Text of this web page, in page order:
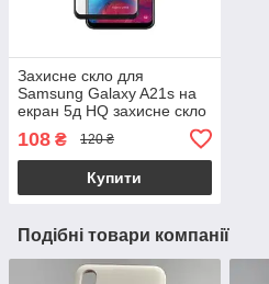
Захисне скло для
Samsung Galaxy A21s на
екран 5д HQ захисне скло
на телефон самсунг а21с
чорне HQG
108 ₴ 120 ₴
Купити
Подібні товари компанії